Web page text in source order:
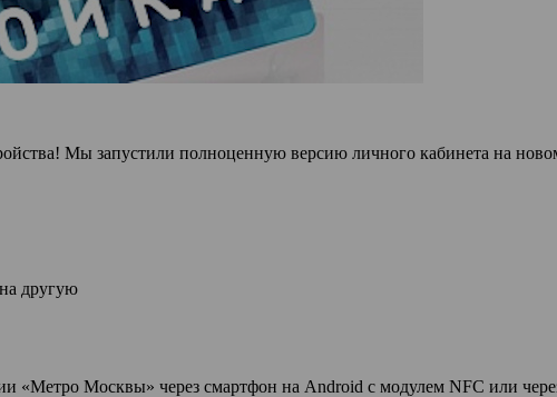
Мы запустили полноценную версию личного кабинета на
другую
«Метро Москвы» через смартфон на Android с модулем NFC или